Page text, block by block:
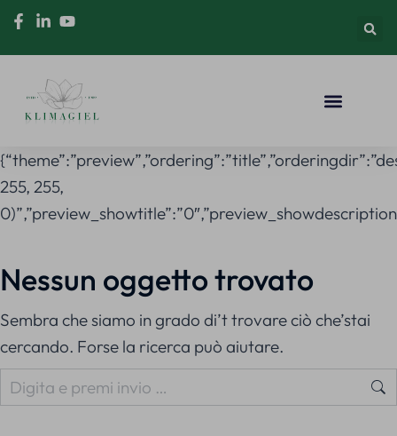
255, 255,
Nessun oggetto trovato
Sembra che siamo in grado di’t trovare ciò che’stai
cercando. Forse la ricerca può aiutare.